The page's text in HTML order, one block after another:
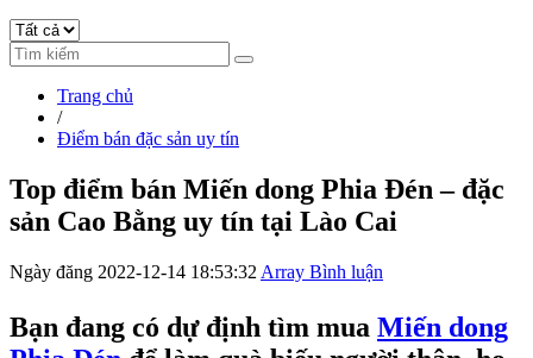
Trang chủ
/
Điểm bán đặc sản uy tín
Top điểm bán Miến dong Phia Đén – đặc
sản Cao Bằng uy tín tại Lào Cai
Ngày đăng 2022-12-14 18:53:32 Array Bình luận
Bạn đang có dự định tìm mua Miến dong